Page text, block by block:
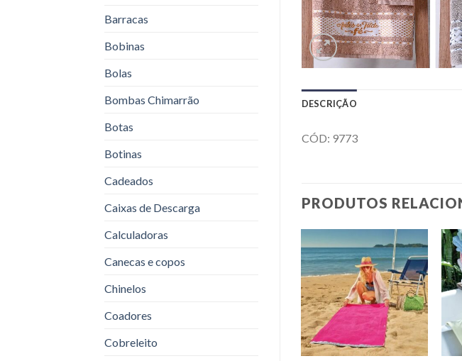
DESCRIÇÃO
CÓD: 9773
PRODUTOS
Barracas
Bobinas
Bolas
Bombas Chimarrão
Botas
Botinas
Cadeados
Caixas de Descarga
Calculadoras
Canecas e copos
Chinelos
Coadores
Cobreleito